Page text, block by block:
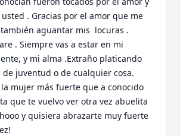
. Gracias por el amor que me
aguantar mis  locuras .
. Siempre vas a estar en mi
y mi alma .Extraño platicando
de juventud o de cualquier cosa.
mujer más fuerte que a conocido
que te vuelvo ver otra vez abuelita
y quisiera abrazarte muy fuerte